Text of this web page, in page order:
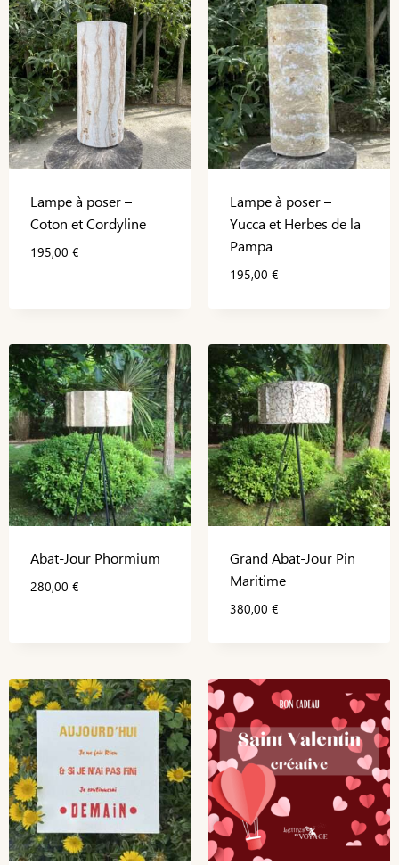
Lampe à poser –
Coton et Cordyline
195,00 €
Lampe à poser –
Yucca et Herbes de la
Pampa
195,00 €
Abat-Jour Phormium
280,00 €
Grand Abat-Jour Pin
Maritime
380,00 €